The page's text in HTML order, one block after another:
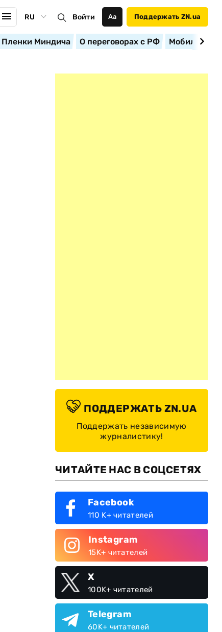
RU Войти Аа Поддержать ZN.ua
Пленки Миндича О переговорах с РФ
ПОДДЕРЖАТЬ ZN.UA
Поддержать независимую
журналистику!
ЧИТАЙТЕ НАС В СОЦСЕТЯХ
Facebook
110 K+ читателей
Instagram
15K+ читателей
X
100K+ читателей
Telegram
60K+ читателей